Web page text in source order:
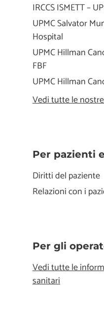
IRCCS ISMETT –
UPMC Salvator
Hospital
UPMC Hillman
FBF
UPMC Hillman
Vedi tutte le
Per pazienti
Diritti del paziente
Relazioni con i
Per gli
Vedi tutte le
sanitari